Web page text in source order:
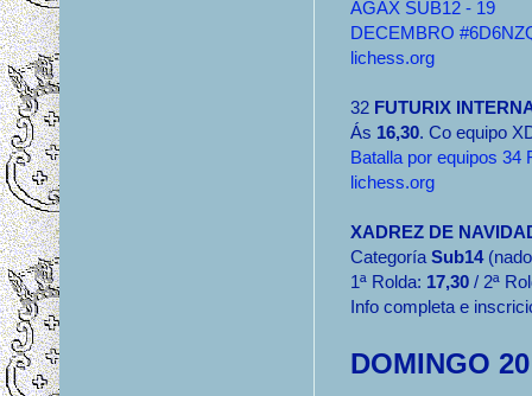
AGAX SUB12 - 19
DECEMBRO
lichess.org
32 FUTURIX
Ás 16,30. Co equipo
Batalla por equipos 34
lichess.org
XADREZ DE
Categoría Sub14
1ª Rolda: 17,30 / 2ª
Info completa e
DOMINGO 20